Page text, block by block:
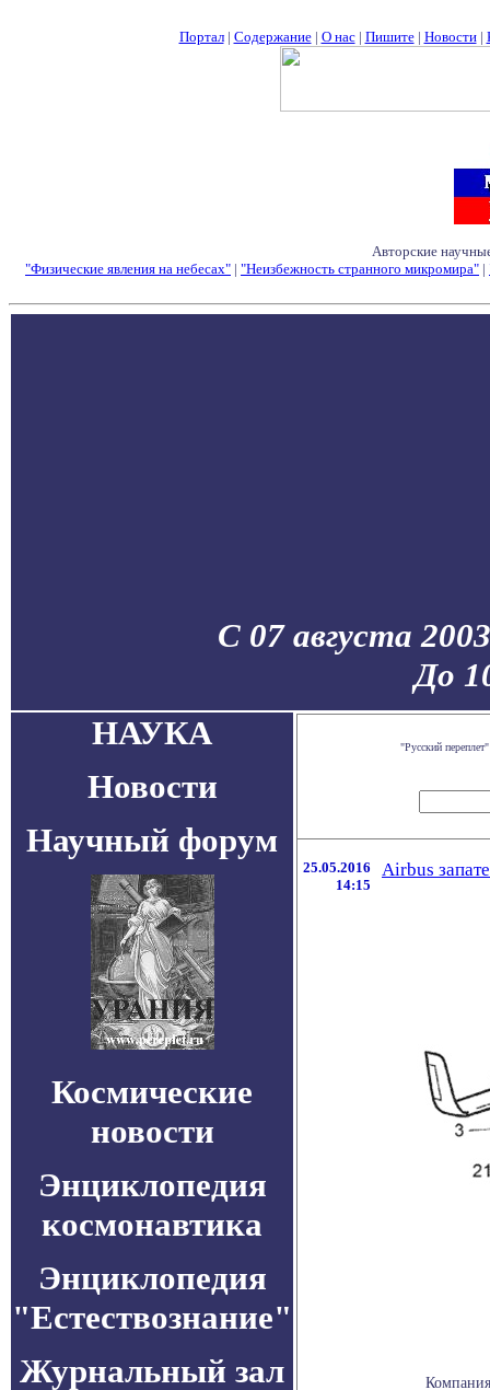
Портал| Содержание| О нас| Пишите| Новости|
Авторские
"Физические явления на небесах" | "Неизбежность странного микромира" |
С 07 августа
До
НАУКА
Новости
Научный форум
Космические
новости
Энциклопедия
космонавтика
Энциклопедия
"Естествознание"
Журнальный зал
"Русский
25.05.2016
14:15
Airbus
Компания